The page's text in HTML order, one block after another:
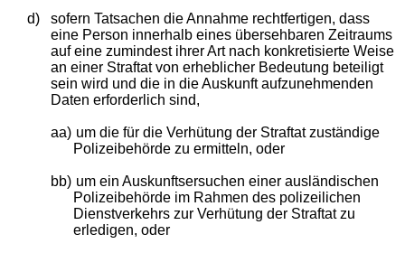
d)
sofern Tatsachen die Annahme rechtfertigen, dass
eine Person innerhalb eines übersehbaren Zeitraums
auf eine zumindest ihrer Art nach konkretisierte Weise
an einer Straftat von erheblicher Bedeutung beteiligt
sein wird und die in die Auskunft aufzunehmenden
Daten erforderlich sind,
aa) um die für die Verhütung der Straftat zuständige
Polizeibehörde zu ermitteln, oder
bb) um ein Auskunftsersuchen einer ausländischen
Polizeibehörde im Rahmen des polizeilichen
Dienstverkehrs zur Verhütung der Straftat zu
erledigen, oder